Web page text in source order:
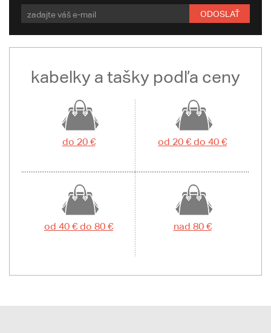
ODOSLAŤ
kabelky a tašky podľa ceny
do 20 € od 20 € do 40 €
od 40 € do 80 € nad 80 €